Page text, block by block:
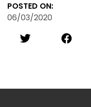
POSTED ON:
06/03/2020